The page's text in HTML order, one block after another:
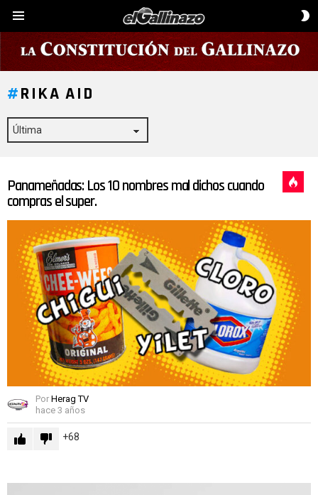
RIKA AID
ÚLTIMAS
HISTORIAS
Panameñadas: Los 10 nombres mal dichos cuando
compras el super.
Por Herag TV
hace 3 años
68